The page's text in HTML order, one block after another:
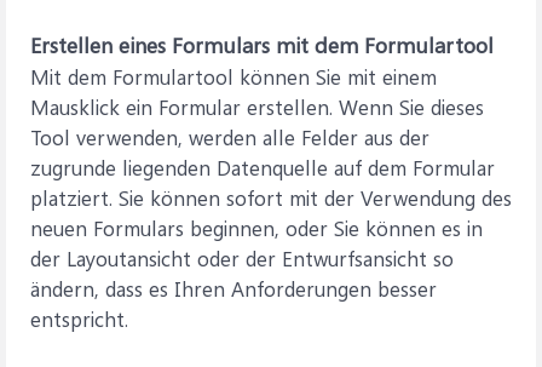
Erstellen eines Formulars mit dem Formulartool
Mit dem Formulartool können Sie mit einem
Mausklick ein Formular erstellen. Wenn Sie dieses
Tool verwenden, werden alle Felder aus der
zugrunde liegenden Datenquelle auf dem Formular
platziert. Sie können sofort mit der Verwendung des
neuen Formulars beginnen, oder Sie können es in
der Layoutansicht oder der Entwurfsansicht so
ändern, dass es Ihren Anforderungen besser
entspricht.